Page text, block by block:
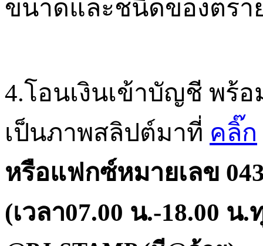
ขนาดและชนิดของตรา
4.โอนเงินเข้าบัญชี พร้อ
เป็นภาพสลิปต์มาที่ คลิ๊ก
หรือแฟกซ์หมายเลข
(เวลา07.00 น.-18.00 น.